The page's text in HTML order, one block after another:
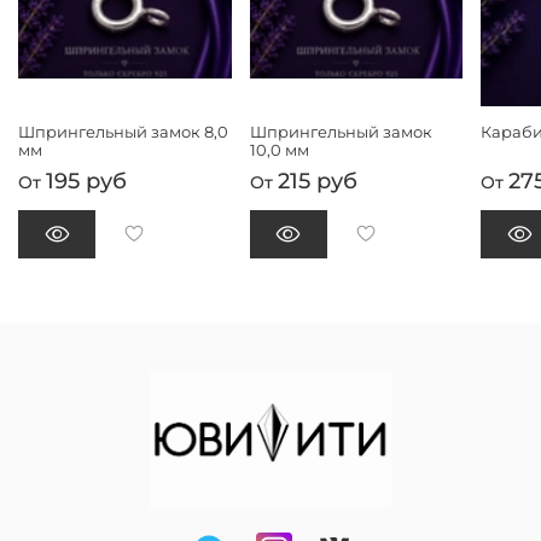
Не предназначена для самостоятельного ношения без
дополнительной доработки.
Шпрингельный замок 8,0
мм
От 195 руб
Шпрингельный замок
10,0 мм
От 215 руб От